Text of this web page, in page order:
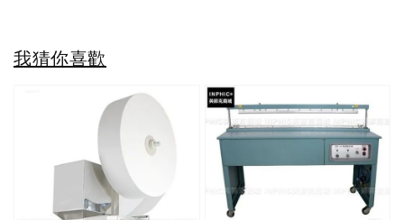
我猜你喜歡